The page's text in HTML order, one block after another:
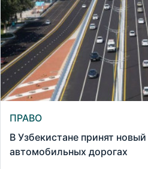
ПРАВО
В Узбекистане принят
автомобильных дорогах